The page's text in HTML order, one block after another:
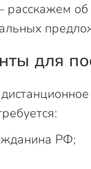
расскажем
для
РФ;